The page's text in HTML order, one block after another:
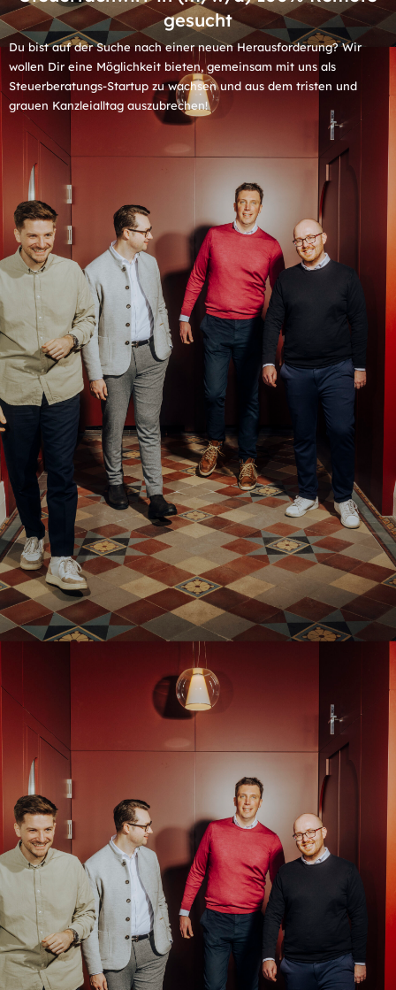
gesucht​
Du bist auf der Suche nach einer neuen Herausforderung? Wir
wollen Dir eine Möglichkeit bieten, gemeinsam mit uns als
Steuerberatungs-Startup zu wachsen und aus dem tristen und
grauen Kanzleialltag auszubrechen!